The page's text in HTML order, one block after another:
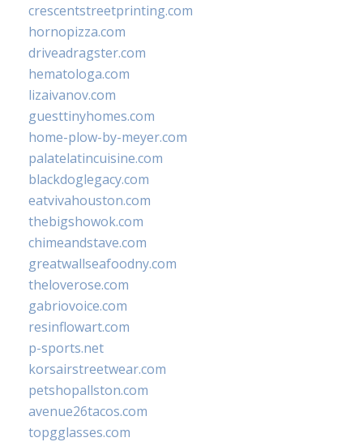
crescentstreetprinting.com
hornopizza.com
driveadragster.com
hematologa.com
lizaivanov.com
guesttinyhomes.com
home-plow-by-meyer.com
palatelatincuisine.com
blackdoglegacy.com
eatvivahouston.com
thebigshowok.com
chimeandstave.com
greatwallseafoodny.com
theloverose.com
gabriovoice.com
resinflowart.com
p-sports.net
korsairstreetwear.com
petshopallston.com
avenue26tacos.com
topgglasses.com